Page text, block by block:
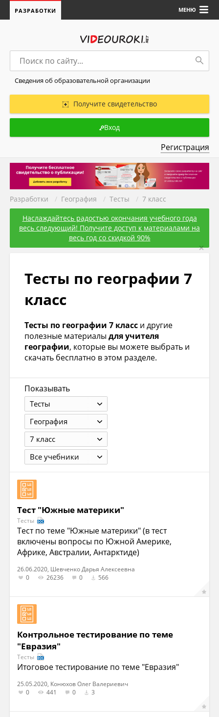
МЕНЮ
РАЗРАБОТКИ
Сведения об образовательной организации
Получите свидетельство
Вход
Регистрация
Разработки / География / Тесты / 7 класс
Наслаждайтесь радостью окончания учебного года
весь следующий! Получите доступ к материалами на
весь год со скидкой 90%
×
Тесты по географии 7
класс
Тесты по географии 7 класс и другие
полезные материалы для учителя
географии, которые вы можете выбрать и
скачать бесплатно в этом разделе.
Показывать
Тесты
География
7 класс
Все учебники
Тест "Южные материки"
Тесты
Тест по теме "Южные материки" (в тест
включены вопросы по Южной Америке,
Африке, Австралии, Антарктиде)
26.06.2020, Шевченко Дарья Алексеевна
0
26236 0 566
Контрольное тестирование по теме
"Евразия"
Тесты
Итоговое тестирование по теме "Евразия"
25.05.2020, Конюхов Олег Валериевич
0
441 0 3